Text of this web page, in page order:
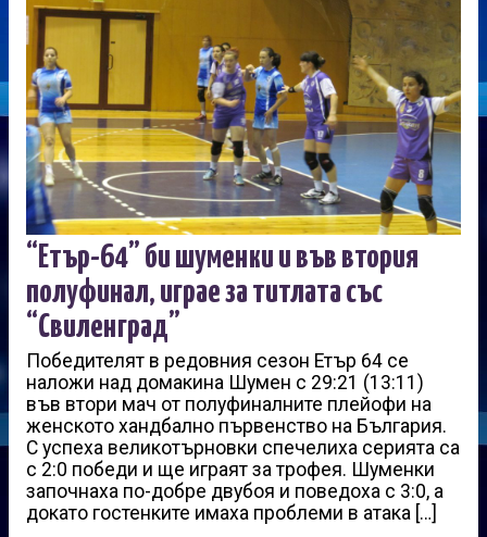
“Етър-64” би шуменки и във втория
полуфинал, играе за титлата със
“Свиленград”
Победителят в редовния сезон Етър 64 се
наложи над домакина Шумен с 29:21 (13:11)
във втори мач от полуфиналните плейофи на
женското хандбално първенство на България.
С успеха великотърновки спечелиха серията са
с 2:0 победи и ще играят за трофея. Шуменки
започнаха по-добре двубоя и поведоха с 3:0, а
докато гостенките имаха проблеми в атака […]